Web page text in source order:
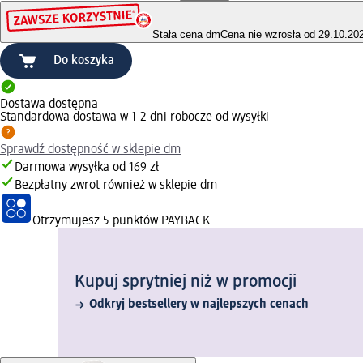
Stała cena dmCena nie wzrosła od
Do koszyka
Dostawa dostępna
Standardowa dostawa w 1-2 dni robocze od wysyłki
Sprawdź dostępność w sklepie dm
Darmowa wysyłka od 169 zł
Bezpłatny zwrot również w sklepie dm
Otrzymujesz 5 punktów PAYBACK
Kupuj sprytniej niż w promocji
Odkryj bestsellery w najlepszych cenach